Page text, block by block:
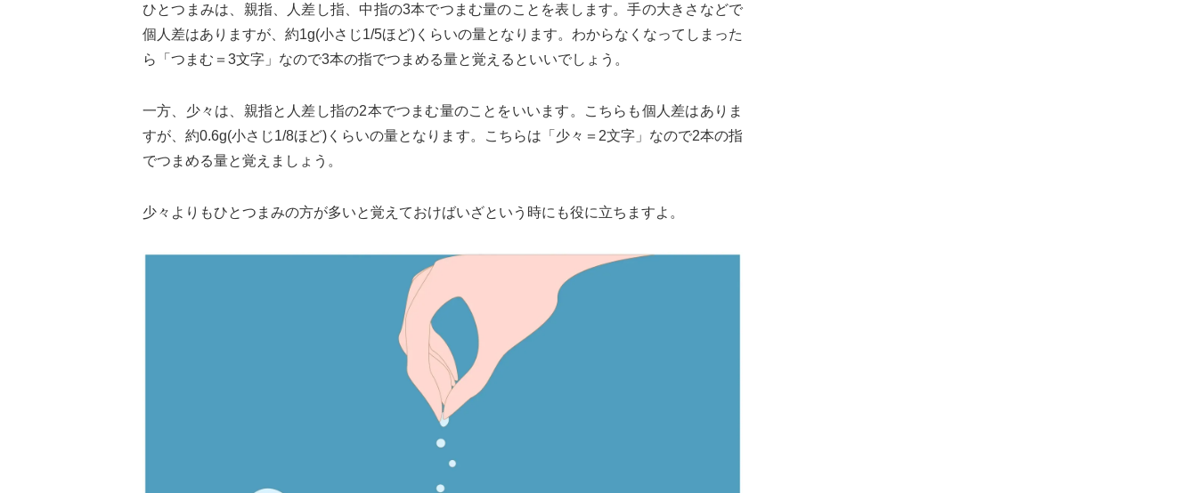
ひとつまみは、親指、人差し指、中指の3本でつまむ量のことを表します。手の大きさなどで
個人差はありますが、約1g(小さじ1/5ほど)くらいの量となります。わからなくなってしまった
ら「つまむ＝3文字」なので3本の指でつまめる量と覚えるといいでしょう。
一方、少々は、親指と人差し指の2本でつまむ量のことをいいます。こちらも個人差はありま
すが、約0.6g(小さじ1/8ほど)くらいの量となります。こちらは「少々＝2文字」なので2本の指
でつまめる量と覚えましょう。
少々よりもひとつまみの方が多いと覚えておけばいざという時にも役に立ちますよ。